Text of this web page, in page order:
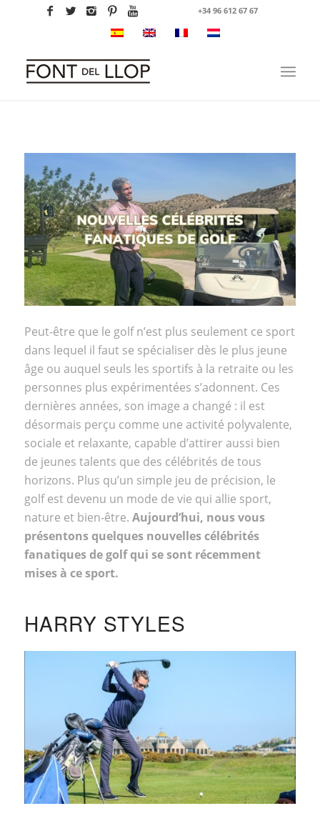
+34 96 612 67 67
Peut-être que le golf n’est plus seulement ce sport
dans lequel il faut se spécialiser dès le plus jeune
âge ou auquel seuls les sportifs à la retraite ou les
personnes plus expérimentées s’adonnent. Ces
dernières années, son image a changé : il est
désormais perçu comme une activité polyvalente,
sociale et relaxante, capable d’attirer aussi bien
de jeunes talents que des célébrités de tous
horizons. Plus qu’un simple jeu de précision, le
golf est devenu un mode de vie qui allie sport,
nature et bien-être. Aujourd’hui, nous vous
présentons quelques nouvelles célébrités
fanatiques de golf qui se sont récemment
mises à ce sport.
HARRY STYLES